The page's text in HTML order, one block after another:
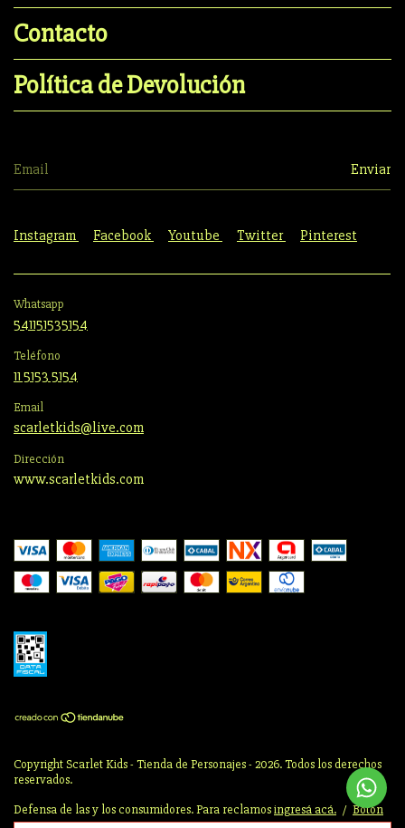
Contacto
Política de Devolución
Instagram Facebook Youtube Twitter Pinterest
Whatsapp
541151535154
Teléfono
11 5153 5154
Email
scarletkids@live.com
Dirección
www.scarletkids.com
Copyright Scarlet Kids - Tienda de Personajes - 2026. Todos los derechos
reservados.
Defensa de las y los consumidores. Para reclamosingresá acá. / Botón